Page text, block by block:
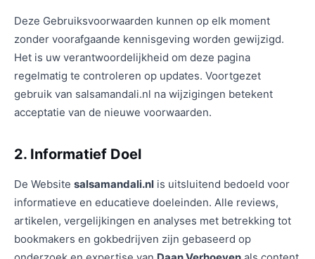
Deze Gebruiksvoorwaarden kunnen op elk moment
zonder voorafgaande kennisgeving worden gewijzigd.
Het is uw verantwoordelijkheid om deze pagina
regelmatig te controleren op updates. Voortgezet
gebruik van salsamandali.nl na wijzigingen betekent
acceptatie van de nieuwe voorwaarden.
2. Informatief Doel
De Website salsamandali.nl is uitsluitend bedoeld voor
informatieve en educatieve doeleinden. Alle reviews,
artikelen, vergelijkingen en analyses met betrekking tot
bookmakers en gokbedrijven zijn gebaseerd op